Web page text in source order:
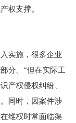
权支撑。
实施，很多企业
分。“但在实际工
产权侵权纠纷、
同时，因案件涉
维权时常面临渠